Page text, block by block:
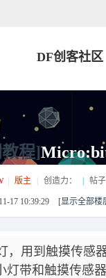
DF创客社区
程]
版主 创造力： 帖子
17 10:39:29 [显示全部楼
，用到触摸传感
带和触摸传感